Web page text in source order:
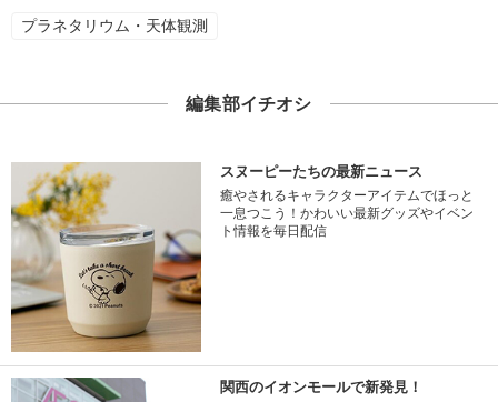
プラネタリウム・天体観測
編集部イチオシ
スヌーピーたちの最新ニュース
癒やされるキャラクターアイテムでほっと
一息つこう！かわいい最新グッズやイベン
ト情報を毎日配信
関西のイオンモールで新発見！